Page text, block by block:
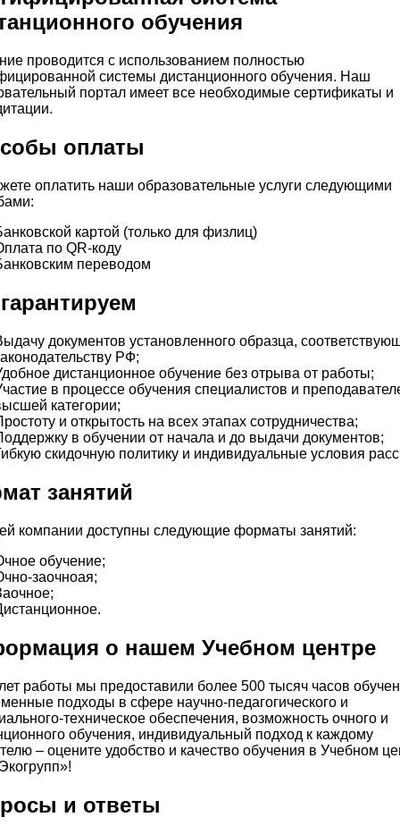
обучения
проводится с использованием полностью
системы дистанционного обучения. Наш
портал имеет все необходимые сертификаты и
оплаты
оплатить наши образовательные услуги следующими
картой (только для физлиц)
по QR-коду
переводом
документов установленного образца,
РФ;
дистанционное обучение без отрыва от работы;
в процессе обучения специалистов и
категории;
и открытость на всех этапах сотрудничества;
в обучении от начала и до выдачи документов;
скидочную политику и индивидуальные условия
занятий
компании доступны следующие форматы занятий:
обучение;
заочноая;
о нашем Учебном центре
работы мы предоставили более 500 тысяч часов
подходы в сфере научно-педагогического и
техническое обеспечения, возможность очного и
обучения, индивидуальный подход к каждому
– оцените удобство и качество обучения в Учебном
и ответы